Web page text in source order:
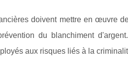
doivent mettre en œuvre
du blanchiment
aux risques liés à la